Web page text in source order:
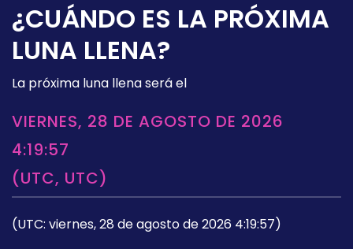
¿CUÁNDO ES LA PRÓXIMA
LUNA LLENA?
La próxima luna llena será el
VIERNES, 28 DE AGOSTO DE 2026
4:19:57
(UTC, UTC)
(UTC: viernes, 28 de agosto de 2026 4:19:57)